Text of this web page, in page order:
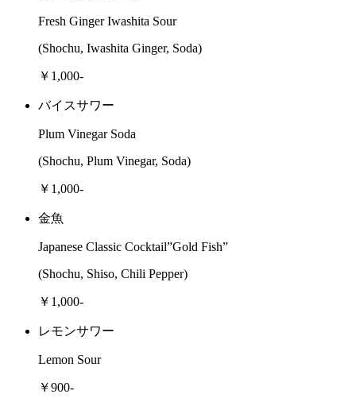
Fresh Ginger Iwashita Sour
(Shochu, Iwashita Ginger, Soda)
￥1,000-
バイスサワー
Plum Vinegar Soda
(Shochu, Plum Vinegar, Soda)
￥1,000-
金魚
Japanese Classic Cocktail”Gold Fish”
(Shochu, Shiso, Chili Pepper)
￥1,000-
レモンサワー
Lemon Sour
￥900-